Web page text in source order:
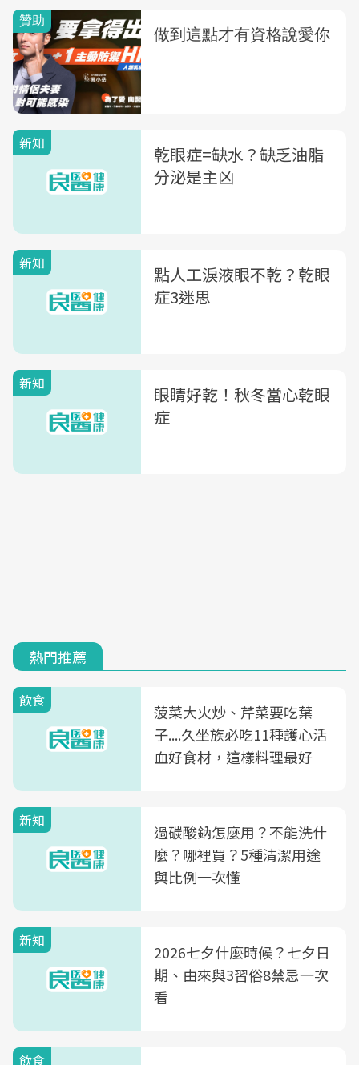
新知
乾眼症=缺水？缺乏油脂
分泌是主凶
新知
點人工淚液眼不乾？乾眼
症3迷思
新知
眼睛好乾！秋冬當心乾眼
症
熱門推薦
飲食
菠菜大火炒、芹菜要吃葉
子....久坐族必吃11種護心活
血好食材，這樣料理最好
新知
過碳酸鈉怎麼用？不能洗什
麼？哪裡買？5種清潔用途
與比例一次懂
新知
2026七夕什麼時候？七夕日
期、由來與3習俗8禁忌一次
看
飲食